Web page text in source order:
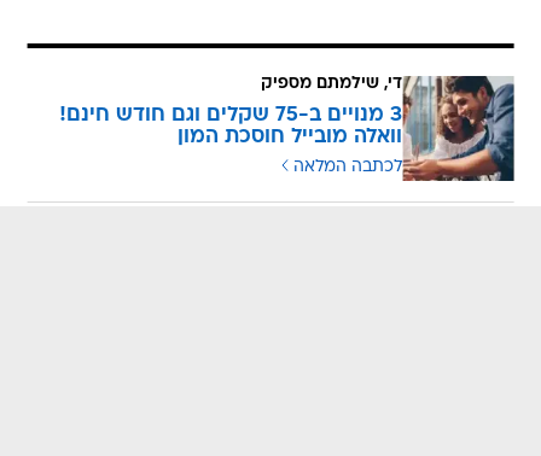
די, שילמתם מספיק
3 מנויים ב-75 שקלים וגם חודש חינם!
וואלה מובייל חוסכת המון
לכתבה המלאה